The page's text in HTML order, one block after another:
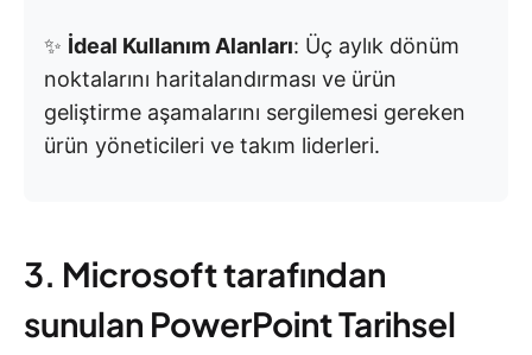
✨ İdeal Kullanım Alanları: Üç aylık dönüm
noktalarını haritalandırması ve ürün
geliştirme aşamalarını sergilemesi gereken
ürün yöneticileri ve takım liderleri.
3. Microsoft tarafından
sunulan PowerPoint Tarihsel